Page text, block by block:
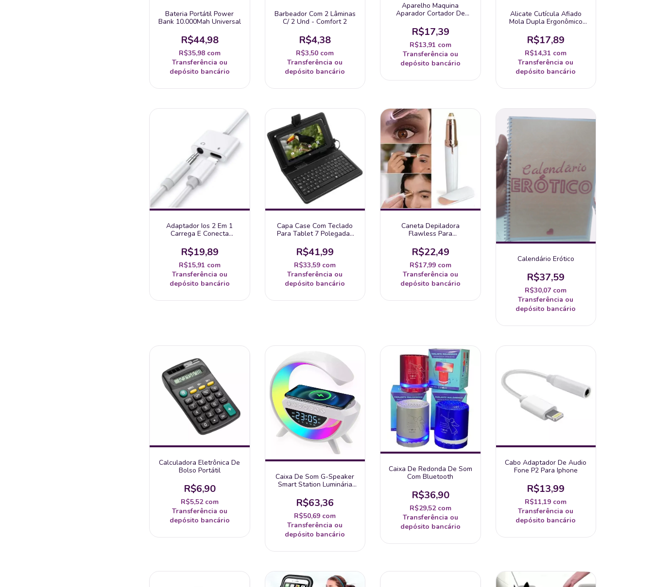
Bateria Portátil Power
Bank 10.000Mah Universal
R$44,98
R$35,98 com
Transferência ou
depósito bancário
Barbeador Com 2 Lâminas
C/ 2 Und - Comfort 2
R$4,38
R$3,50 com
Transferência ou
depósito bancário
Aparelho Maquina
Aparador Cortador De
R$17,39
R$13,91 com
Transferência ou
depósito bancário
Alicate Cutícula Afiado
Mola Dupla Ergonômico
Lâmina Aço Inox
R$17,89
R$14,31 com
Transferência ou
depósito bancário
Adaptador Ios 2 Em 1
Carrega E Conecta
Ipad
R$19,89
R$15,91 com
Transferência ou
depósito bancário
Capa Case Com Teclado
Para Tablet 7 Polegadas
R$41,99
R$33,59 com
Transferência ou
depósito bancário
Caneta Depiladora
Flawless Para
Recarregável Com Usb
R$22,49
R$17,99 com
Transferência ou
depósito bancário
Calendário Erótico
R$37,59
R$30,07 com
Transferência ou
depósito bancário
Calculadora Eletrônica De
Bolso Portátil
R$6,90
R$5,52 com
Transferência ou
depósito bancário
Caixa De Som G-Speaker
Smart Station Luminária
Carregador Para Android E
Iphone Relógio De Mesa Bl
R$63,36
R$50,69 com
Transferência ou
depósito bancário
Caixa De Redonda De Som
Com Bluetooth
R$36,90
R$29,52 com
Transferência ou
depósito bancário
Cabo Adaptador De Audio
Fone P2 Para Iphone
R$13,99
R$11,19 com
Transferência ou
depósito bancário